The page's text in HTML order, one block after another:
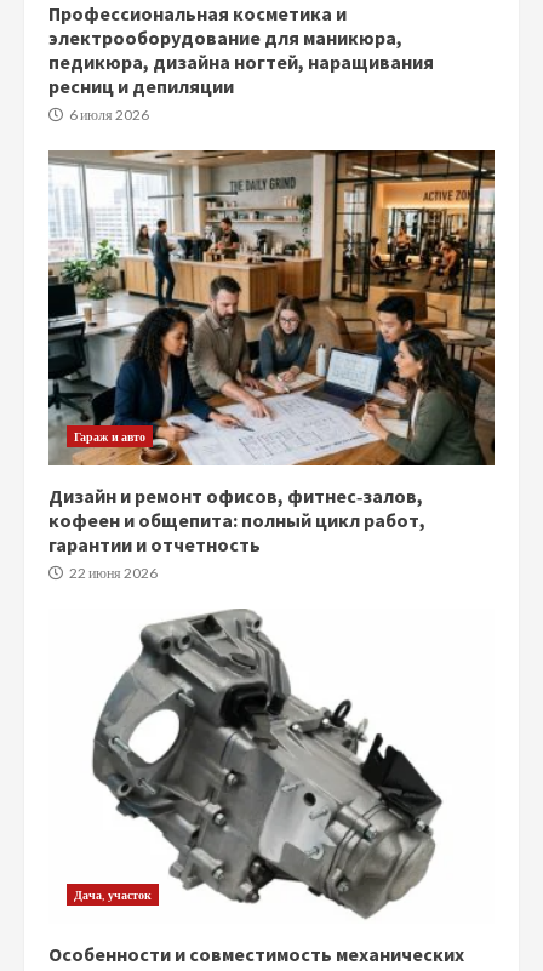
Профессиональная косметика и
электрооборудование для маникюра,
педикюра, дизайна ногтей, наращивания
ресниц и депиляции
6 июля 2026
Гараж и авто
Дизайн и ремонт офисов, фитнес‑залов,
кофеен и общепита: полный цикл работ,
гарантии и отчетность
22 июня 2026
Дача, участок
Особенности и совместимость механических